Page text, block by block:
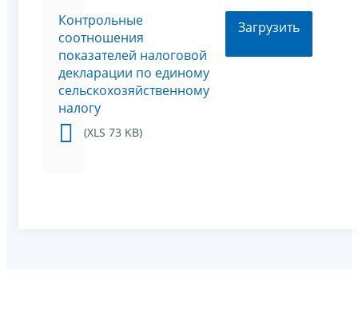
Контрольные
соотношения
показателей налоговой
декларации по единому
сельскохозяйственному
налогу
(XLS 73 KB)
Загрузить